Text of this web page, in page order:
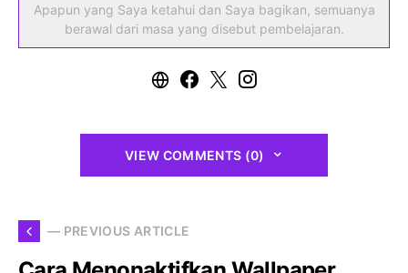
Apapun yang Saya ketahui dan Saya bagikan, semuanya
berawal dari masa yang disebut pembelajaran.
VIEW COMMENTS (0)
— PREVIOUS ARTICLE